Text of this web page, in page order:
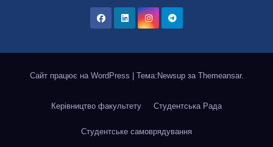
Сайт працює на WordPress Тема:Newsup за Themeansar.
Керівництво факультету Студентська Рада
Студентське самоврядування